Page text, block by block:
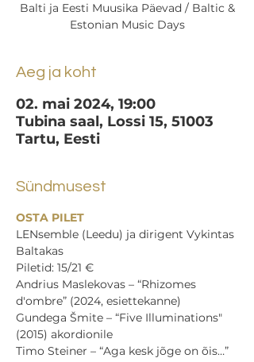
Balti ja Eesti Muusika Päevad / Baltic &
Estonian Music Days
Aeg ja koht
02. mai 2024, 19:00
Tubina saal, Lossi 15, 51003
Tartu, Eesti
Sündmusest
OSTA PILET
LENsemble (Leedu) ja dirigent Vykintas
Baltakas
Piletid: 15/21 €
Andrius Maslekovas – “Rhizomes
d'ombre” (2024, esiettekanne)
Gundega Šmite – “Five Illuminations"
(2015) akordionile
Timo Steiner – “Aga kesk jõge on õis…”